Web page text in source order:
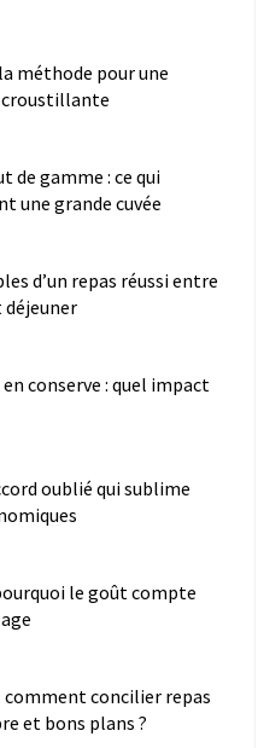
méthode pour une
de gamme : ce qui
une grande cuvée
d’un repas réussi entre
conserve : quel impact
oublié qui sublime
le goût compte
concilier repas
et bons plans ?